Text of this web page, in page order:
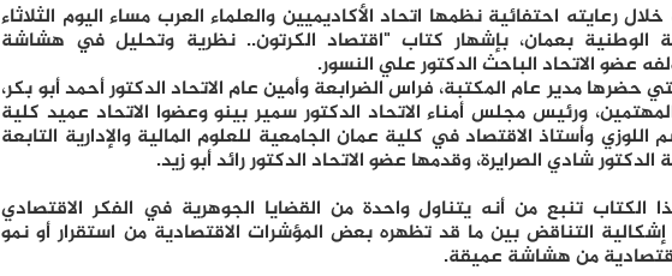
رعايته احتفائية نظمها اتحاد الأكاديميين والعلماء العرب مساء اليوم الثلاثاء
الوطنية بعمان، بإشهار كتاب "اقتصاد الكرتون.. نظرية وتحليل في هشاشة
عضو الاتحاد الباحث الدكتور علي النسور.
حضرها مدير عام المكتبة، فراس الضرابعة وأمين عام الاتحاد الدكتور أحمد أبو بكر،
ورئيس مجلس أمناء الاتحاد الدكتور سمير بينو وعضوا الاتحاد عميد كلية
اللوزي وأستاذ الاقتصاد في كلية عمان الجامعية للعلوم المالية والإدارية التابعة
الدكتور شادي الصرايرة، وقدمها عضو الاتحاد الدكتور رائد أبو زيد.
الكتاب تنبع من أنه يتناول واحدة من القضايا الجوهرية في الفكر الاقتصادي
التناقض بين ما قد تظهره بعض المؤشرات الاقتصادية من استقرار أو نمو
من هشاشة عميقة.